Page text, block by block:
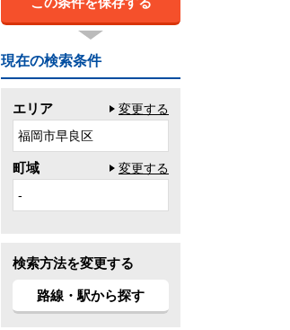
現在の検索条件
エリア
変更する
福岡市早良区
町域
変更する
-
検索方法を変更する
路線・駅から探す